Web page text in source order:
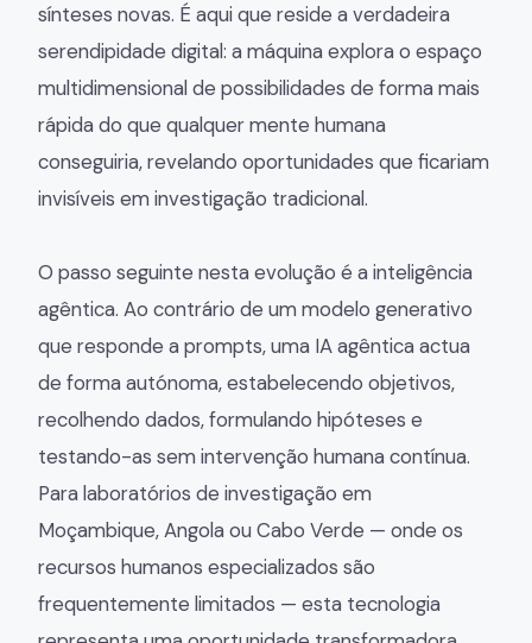
sínteses novas. É aqui que reside a verdadeira
serendipidade digital: a máquina explora o espaço
multidimensional de possibilidades de forma mais
rápida do que qualquer mente humana
conseguiria, revelando oportunidades que ficariam
invisíveis em investigação tradicional.
O passo seguinte nesta evolução é a inteligência
agêntica. Ao contrário de um modelo generativo
que responde a prompts, uma IA agêntica actua
de forma autónoma, estabelecendo objetivos,
recolhendo dados, formulando hipóteses e
testando-as sem intervenção humana contínua.
Para laboratórios de investigação em
Moçambique, Angola ou Cabo Verde — onde os
recursos humanos especializados são
frequentemente limitados — esta tecnologia